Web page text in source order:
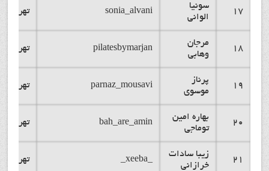
17
سونیا
الوانی
sonia_alvani تهران
18
مرجان
وهابی
pilatesbymarjan تهران
19
پرناز
موسوی
parnaz_mousavi تهران
20
بهاره امین
توماجی
bah_are_amin تهران
21
زیبا سادات
خرازانی
_xeeba_ تهران